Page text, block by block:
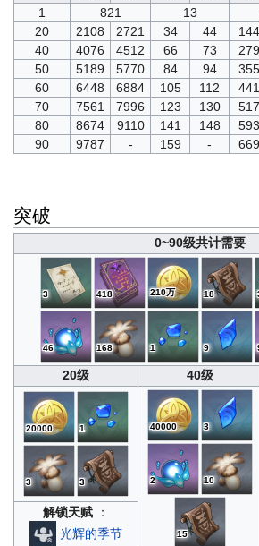
1
821 13
20 2108 2721 34 44 144
40
4076 4512 66 73 279
50
5189 5770 84 94 355
60
6448 6884 105 112 441
70
7561 7996 123 130 517
80
8674 9110 141 148 593
90
9787 - 159 - 669
突破
0~90级共计需要
3 418 210万 18
46 168 1 9
20级 40级
20000 1
3 3
40000 3
2 10
15
解锁天赋 ：
光辉的季节